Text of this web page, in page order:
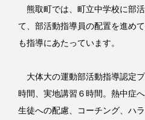
熊取町では、町立中学校に部
て、部活動指導員の配置を進め
も指導にあたっています。
大体大の運動部活動指導認定
時間、実地講習６時間。熱中症
生徒への配慮、コーチング、ハ